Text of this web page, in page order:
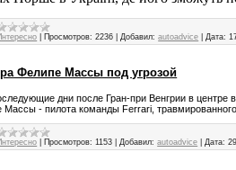
Просмотров: 2236 |Добавил: autoadvice |Дата:
Фелипе Массы под угрозой
дни после Гран-при Венгрии в
Массы - пилота команды Ferrari,
Просмотров: 1153 |Добавил: autoadvice |Дата: